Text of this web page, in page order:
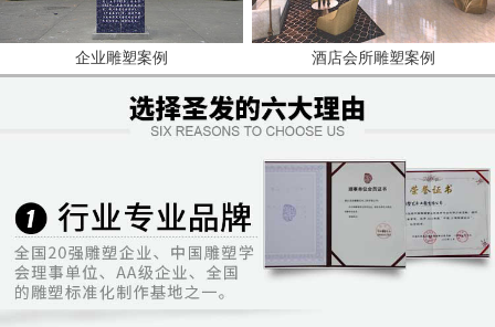
企业雕塑案例 酒店会所雕塑案例